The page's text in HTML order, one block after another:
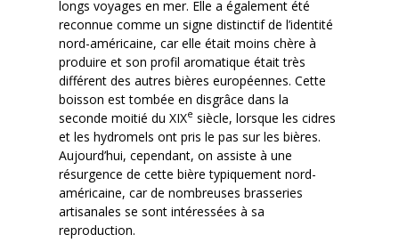
longs voyages en mer. Elle a également été
reconnue comme un signe distinctif de l’identité
nord-américaine, car elle était moins chère à
produire et son profil aromatique était très
différent des autres bières européennes. Cette
boisson est tombée en disgrâce dans la
seconde moitié du XIXe siècle, lorsque les cidres
et les hydromels ont pris le pas sur les bières.
Aujourd’hui, cependant, on assiste à une
résurgence de cette bière typiquement nord-
américaine, car de nombreuses brasseries
artisanales se sont intéressées à sa
reproduction.